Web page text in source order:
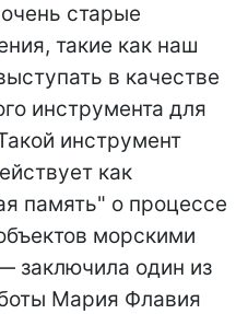
старые
такие как наш
в качестве
инструмента для
инструмент
как
память" о процессе
морскими
заключила один из
Мария Флавия